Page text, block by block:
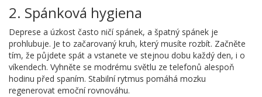
2. Spánková hygiena
Deprese a úzkost často ničí spánek, a špatný spánek je
prohlubuje. Je to začarovaný kruh, který musíte rozbít. Začněte
tím, že půjdete spát a vstanete ve stejnou dobu každý den, i o
víkendech. Vyhněte se modrému světlu ze telefonů alespoň
hodinu před spaním. Stabilní rytmus pomáhá mozku
regenerovat emoční rovnováhu.